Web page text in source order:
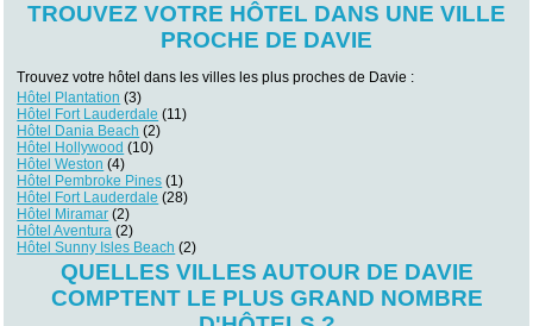
TROUVEZ VOTRE HÔTEL DANS UNE VILLE
PROCHE DE DAVIE
Trouvez votre hôtel dans les villes les plus proches de Davie :
Hôtel Plantation (3)
Hôtel Fort Lauderdale (11)
Hôtel Dania Beach (2)
Hôtel Hollywood (10)
Hôtel Weston (4)
Hôtel Pembroke Pines (1)
Hôtel Fort Lauderdale (28)
Hôtel Miramar (2)
Hôtel Aventura (2)
Hôtel Sunny Isles Beach (2)
QUELLES VILLES AUTOUR DE DAVIE
COMPTENT LE PLUS GRAND NOMBRE